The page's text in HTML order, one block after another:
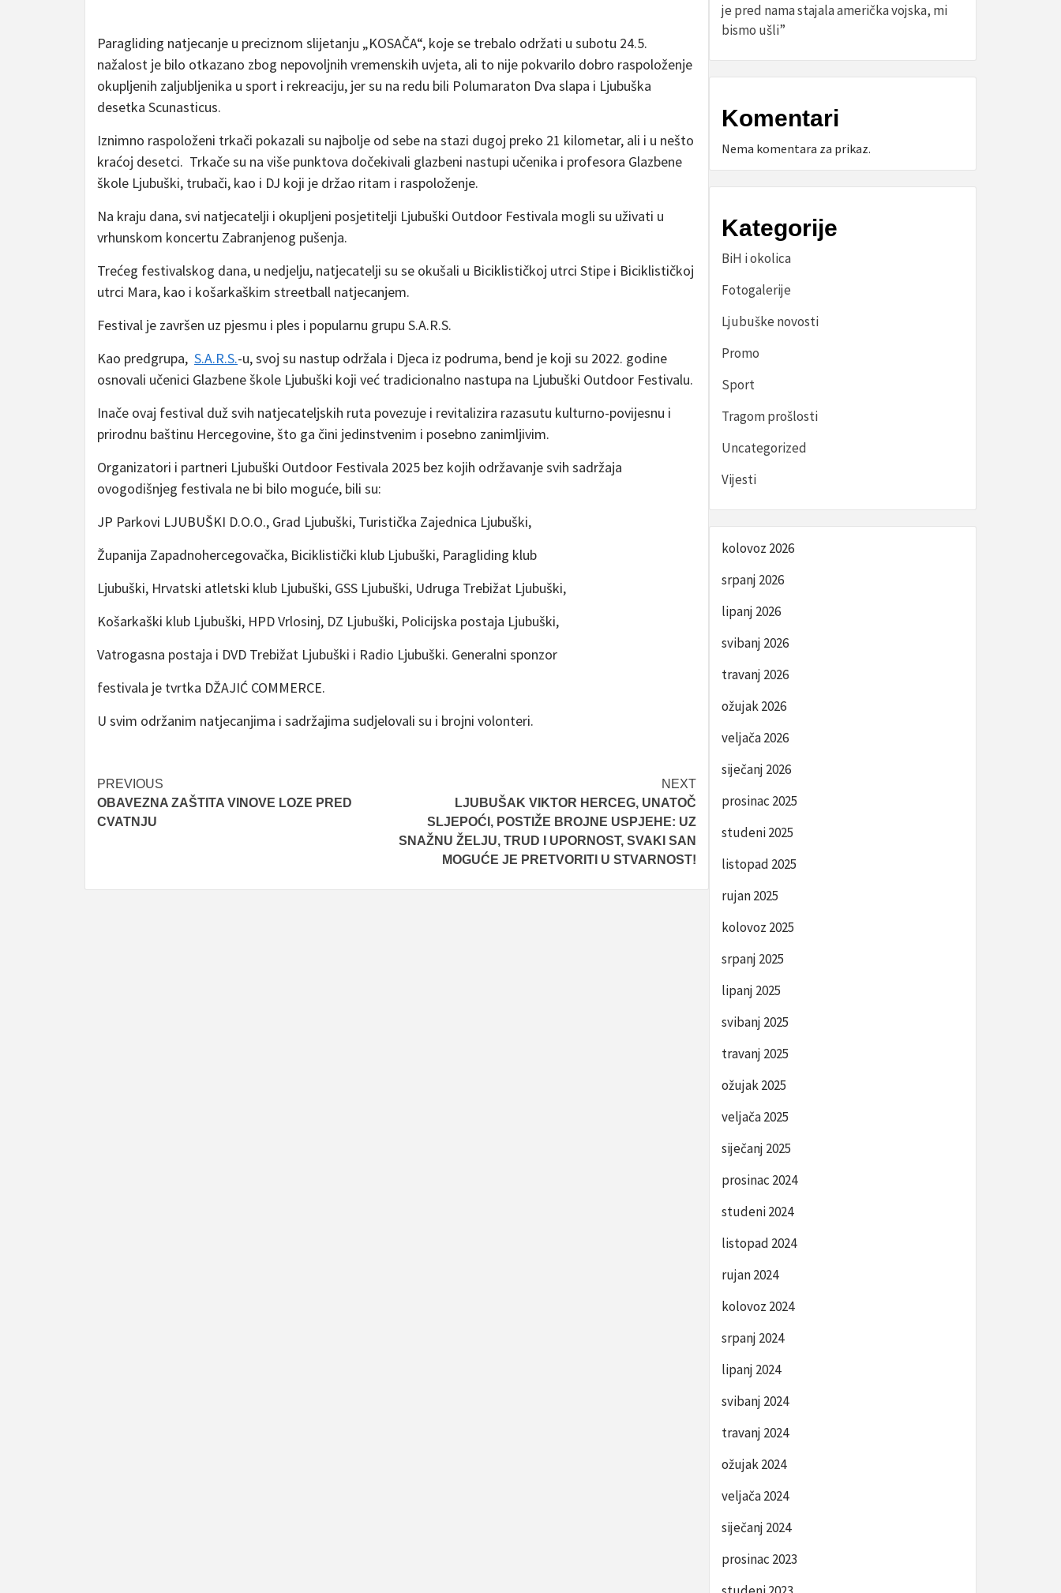
Paragliding natjecanje u preciznom slijetanju „KOSAČA“, koje se trebalo održati u subotu 24.5.
nažalost je bilo otkazano zbog nepovoljnih vremenskih uvjeta, ali to nije pokvarilo dobro raspoloženje
okupljenih zaljubljenika u sport i rekreaciju, jer su na redu bili Polumaraton Dva slapa i Ljubuška
desetka Scunasticus.
Iznimno raspoloženi trkači pokazali su najbolje od sebe na stazi dugoj preko 21 kilometar, ali i u nešto
kraćoj desetci. Trkače su na više punktova dočekivali glazbeni nastupi učenika i profesora Glazbene
škole Ljubuški, trubači, kao i DJ koji je držao ritam i raspoloženje.
Na kraju dana, svi natjecatelji i okupljeni posjetitelji Ljubuški Outdoor Festivala mogli su uživati u
vrhunskom koncertu Zabranjenog pušenja.
Trećeg festivalskog dana, u nedjelju, natjecatelji su se okušali u Biciklističkoj utrci Stipe i Biciklističkoj
utrci Mara, kao i košarkaškim streetball natjecanjem.
Festival je završen uz pjesmu i ples i popularnu grupu S.A.R.S.
Kao predgrupa, S.A.R.S.-u, svoj su nastup održala i Djeca iz podruma, bend je koji su 2022. godine
osnovali učenici Glazbene škole Ljubuški koji već tradicionalno nastupa na Ljubuški Outdoor Festivalu.
Inače ovaj festival duž svih natjecateljskih ruta povezuje i revitalizira razasutu kulturno-povijesnu i
prirodnu baštinu Hercegovine, što ga čini jedinstvenim i posebno zanimljivim.
Organizatori i partneri Ljubuški Outdoor Festivala 2025 bez kojih održavanje svih sadržaja
ovogodišnjeg festivala ne bi bilo moguće, bili su:
JP Parkovi LJUBUŠKI D.O.O., Grad Ljubuški, Turistička Zajednica Ljubuški,
Županija Zapadnohercegovačka, Biciklistički klub Ljubuški, Paragliding klub
Ljubuški, Hrvatski atletski klub Ljubuški, GSS Ljubuški, Udruga Trebižat Ljubuški,
Košarkaški klub Ljubuški, HPD Vrlosinj, DZ Ljubuški, Policijska postaja Ljubuški,
Vatrogasna postaja i DVD Trebižat Ljubuški i Radio Ljubuški. Generalni sponzor
festivala je tvrtka DŽAJIĆ COMMERCE.
U svim održanim natjecanjima i sadržajima sudjelovali su i brojni volonteri.
Post
navigation
PREVIOUS
OBAVEZNA ZAŠTITA VINOVE LOZE PRED
CVATNJU
NEXT
LJUBUŠAK VIKTOR HERCEG, UNATOČ
SLJEPOĆI, POSTIŽE BROJNE USPJEHE: UZ
SNAŽNU ŽELJU, TRUD I UPORNOST, SVAKI SAN
MOGUĆE JE PRETVORITI U STVARNOST!
je pred nama stajala američka vojska, mi
bismo ušli”
Komentari
Nema komentara za prikaz.
Kategorije
BiH i okolica
Fotogalerije
Ljubuške novosti
Promo
Sport
Tragom prošlosti
Uncategorized
Vijesti
kolovoz 2026
srpanj 2026
lipanj 2026
svibanj 2026
travanj 2026
ožujak 2026
veljača 2026
siječanj 2026
prosinac 2025
studeni 2025
listopad 2025
rujan 2025
kolovoz 2025
srpanj 2025
lipanj 2025
svibanj 2025
travanj 2025
ožujak 2025
veljača 2025
siječanj 2025
prosinac 2024
studeni 2024
listopad 2024
rujan 2024
kolovoz 2024
srpanj 2024
lipanj 2024
svibanj 2024
travanj 2024
ožujak 2024
veljača 2024
siječanj 2024
prosinac 2023